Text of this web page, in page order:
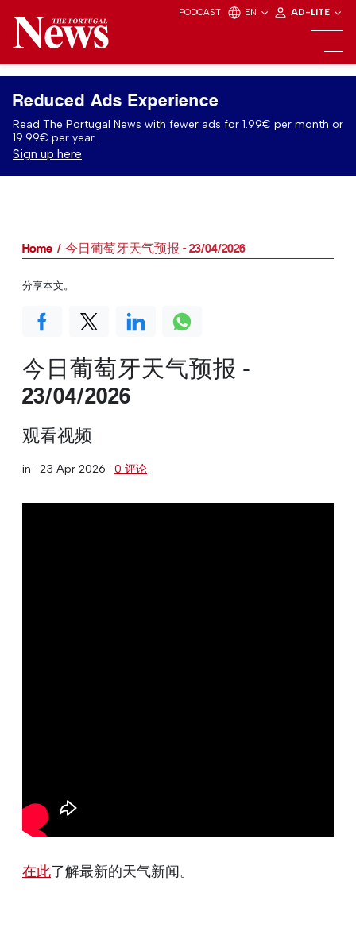
PODCAST EN AD-LITE
Reduced Ads Experience
Read The Portugal News with fewer ads for 1.99€ per month or
19.99€ per year.
Sign up here
Home 今日葡萄牙天气预报 - 23/04/2026
今日葡萄牙天气预报 -
23/04/2026
观看视频
in · 23 Apr 2026 · 0 评论
在此了解最新的天气新闻。
分享本文。